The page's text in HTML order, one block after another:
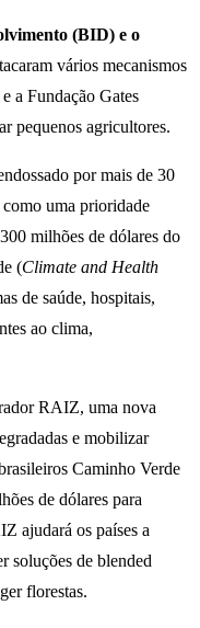
(BID) e o
vários mecanismos
a Fundação Gates
pequenos agricultores.
por mais de 30
como uma prioridade
milhões de dólares do
(Climate and Health
de saúde, hospitais,
ao clima,
RAIZ, uma nova
e mobilizar
Caminho Verde
de dólares para
ajudará os países a
soluções de blended
florestas.